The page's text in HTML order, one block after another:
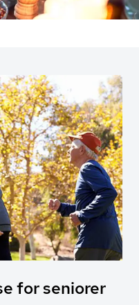
for seniorer